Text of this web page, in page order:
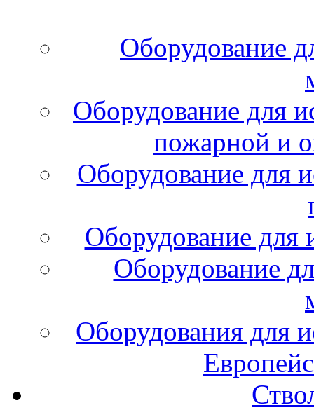
Оборудование
Оборудование для
пожарной и
Оборудование для
Оборудование для
Оборудование
Оборудования для